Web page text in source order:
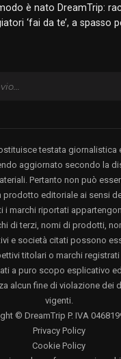
è nato DreamTrip:
‘fai da te’, a spasso
testata giornalistica
aggiornato secondo la
Pertanto non può
prodotto editoriale ai sensi
i marchi riportati
di terzi, nomi di prodotti,
e società citati possono
titolari o marchi registrati
a puro scopo esplicativo
alcun fine di violazione dei
vigenti.
© DreamTrip P. IVA
Privacy Policy
Cookie Policy